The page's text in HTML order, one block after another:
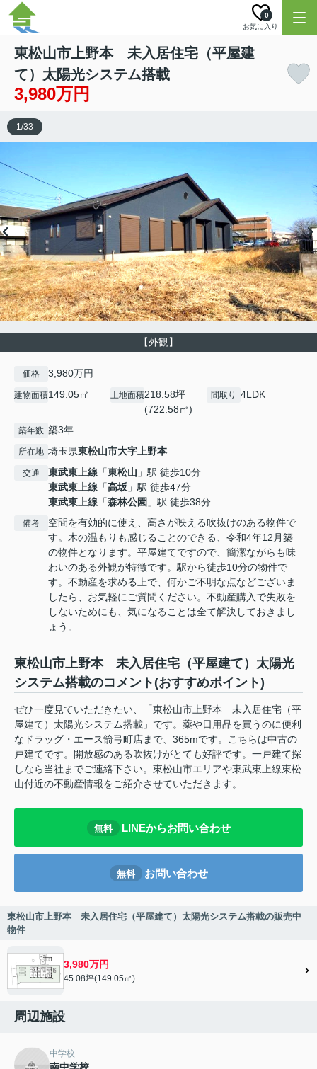
お気に入り
0
東松山市上野本 未入居住宅（平屋建
て）太陽光システム搭載
3,980万円
【外観】
1/33
価格 3,980万円
建物面積149.05㎡ 土地面積218.58坪
(722.58㎡)
間取り 4LDK
築年数 築3年
所在地 埼玉県東松山市大字上野本
交通 東武東上線 「東松山 」駅 徒歩10分
東武東上線 「高坂 」駅 徒歩47分
東武東上線 「森林公園 」駅 徒歩38分
備考
空間を有効的に使え、高さが映える吹抜けのある物件で
す。木の温もりも感じることのできる、令和4年12月築
の物件となります。平屋建てですので、簡潔ながらも味
わいのある外観が特徴です。駅から徒歩10分の物件で
す。不動産を求める上で、何かご不明な点などございま
したら、お気軽にご質問ください。不動産購入で失敗を
しないためにも、気になることは全て解決しておきまし
ょう。
東松山市上野本 未入居住宅（平屋建て）太陽光
システム搭載のコメント(おすすめポイント)
ぜひ一度見ていただきたい、「東松山市上野本 未入居住宅（平
屋建て）太陽光システム搭載」です。薬や日用品を買うのに便利
なドラッグ・エース箭弓町店まで、365mです。こちらは中古の
戸建てです。開放感のある吹抜けがとても好評です。一戸建て探
しなら当社までご連絡下さい。東松山市エリアや東武東上線東松
山付近の不動産情報をご紹介させていただきます。
無料 LINEからお問い合わせ
無料 お問い合わせ
東松山市上野本 未入居住宅（平屋建て）太陽光システム搭載の販売中
物件
3,980万円
45.08坪(149.05㎡)
周辺施設
中学校